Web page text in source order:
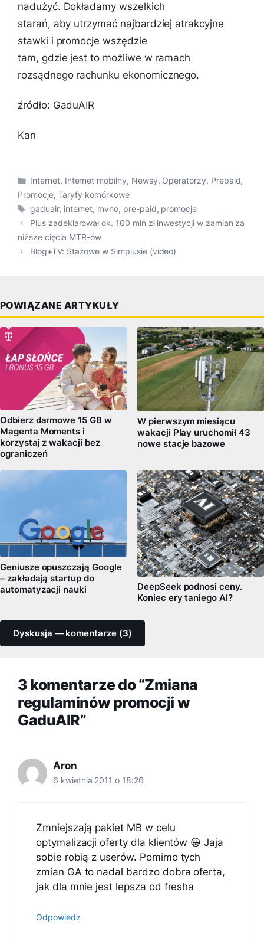
nadużyć. Dokładamy wszelkich
starań, aby utrzymać najbardziej atrakcyjne
stawki i promocje wszędzie
tam, gdzie jest to możliwe w ramach
rozsądnego rachunku ekonomicznego.
źródło: GaduAIR
Kan
Kategorie
Internet, Internet mobilny, Newsy, Operatorzy, Prepaid,
Promocje, Taryfy komórkowe
Tagi
gaduair, internet, mvno, pre-paid, promocje
Plus zadeklarował ok. 100 mln zł inwestycji w zamian za
niższe cięcia MTR-ów
Blog+TV: Stażowe w Simplusie (video)
POWIĄZANE ARTYKUŁY
Odbierz darmowe 15 GB w
Magenta Moments i
korzystaj z wakacji bez
ograniczeń
W pierwszym miesiącu
wakacji Play uruchomił 43
nowe stacje bazowe
Geniusze opuszczają Google
– zakładają startup do
automatyzacji nauki
DeepSeek podnosi ceny.
Koniec ery taniego AI?
Dyskusja — komentarze (3)
3 komentarze do “Zmiana
regulaminów promocji w
GaduAIR”
Aron
6 kwietnia 2011 o 18:26
Zmniejszają pakiet MB w celu
optymalizacji oferty dla klientów 😀 Jaja
sobie robią z userów. Pomimo tych
zmian GA to nadal bardzo dobra oferta,
jak dla mnie jest lepsza od fresha
Odpowiedz